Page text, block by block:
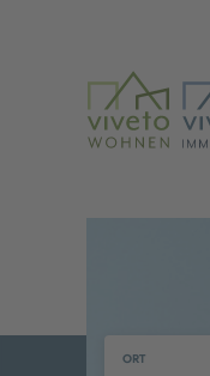
ORT